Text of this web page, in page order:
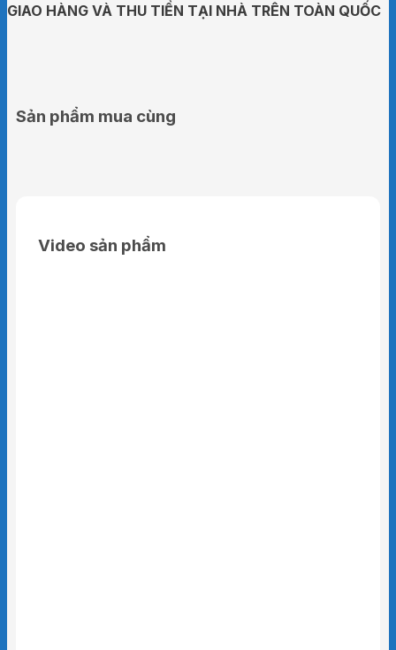
GIAO HÀNG VÀ THU TIỀN TẠI NHÀ TRÊN TOÀN QUỐC
Sản phẩm mua cùng
Video sản phẩm